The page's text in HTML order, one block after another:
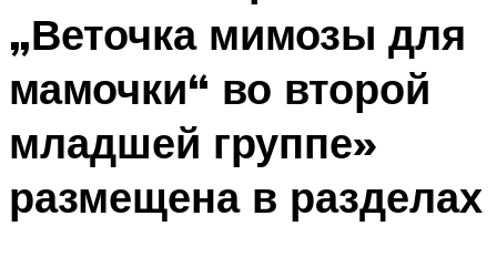
„Веточка мимозы для
мамочки“ во второй
младшей группе»
размещена в разделах